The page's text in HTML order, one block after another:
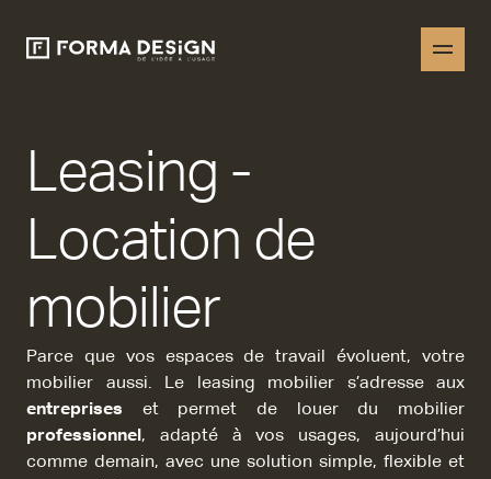
Leasing -
Location de
mobilier
Parce que vos espaces de travail évoluent, votre
mobilier aussi. Le leasing mobilier s’adresse aux
entreprises et permet de louer du mobilier
professionnel , adapté à vos usages, aujourd’hui
comme demain, avec une solution simple, flexible et